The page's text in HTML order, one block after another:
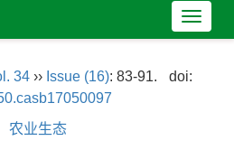
导
航
换
34 ›› Issue (16): 83-91.
doi:
农业生态